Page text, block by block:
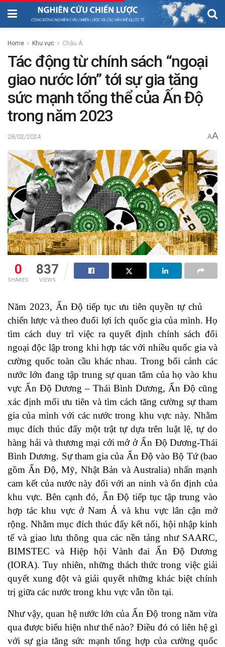
Home Khu vực Châu Á
Tác động từ chính sách “ngoại
giao nước lớn” tới sự gia tăng
sức mạnh tổng thể của Ấn Độ
trong năm 2023
28/02/2024 AA
0
SHARES
837
VIEWS
Năm 2023, Ấn Độ tiếp tục ưu tiên quyền tự chủ
chiến lược và theo đuổi lợi ích quốc gia của mình. Họ
tìm cách duy trì việc ra quyết định chính sách đối
ngoại độc lập trong khi hợp tác với nhiều quốc gia và
cường quốc toàn cầu khác nhau. Trong bối cảnh các
nước lớn đang tập trung sự quan tâm của họ vào khu
vực Ấn Độ Dương – Thái Bình Dương, Ấn Độ cũng
xác định mối ưu tiên và tìm cách tăng cường sự tham
gia của mình với các nước trong khu vực này. Nhằm
mục đích thúc đẩy một trật tự dựa trên luật lệ, tự do
hàng hải và thương mại cởi mở ở Ấn Độ Dương-Thái
Bình Dương. Sự tham gia của Ấn Độ vào Bộ Tứ (bao
gồm Ấn Độ, Mỹ, Nhật Bản và Australia) nhấn mạnh
cam kết của nước này đối với an ninh và ổn định của
khu vực. Bên cạnh đó, Ấn Độ tiếp tục tập trung vào
hợp tác khu vực ở Nam Á và khu vực lân cận mở
rộng. Nhằm mục đích thúc đẩy kết nối, hội nhập kinh
tế và giao lưu thông qua các nền tảng như SAARC,
BIMSTEC và Hiệp hội Vành đai Ấn Độ Dương
(IORA). Tuy nhiên, những thách thức trong việc giải
quyết xung đột và giải quyết những khác biệt chính
trị giữa các nước trong khu vực vẫn tồn tại.
Như vậy, quan hệ nước lớn của Ấn Độ trong năm vừa
qua được biểu hiện như thế nào? Điều đó có liên hệ gì
với sự gia tăng sức mạnh tổng hợp của cường quốc